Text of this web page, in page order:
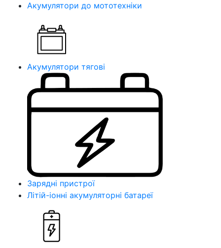
Акумулятори до мототехніки
Акумулятори тягові
Зарядні пристрої
Літій-іонні акумуляторні батареї